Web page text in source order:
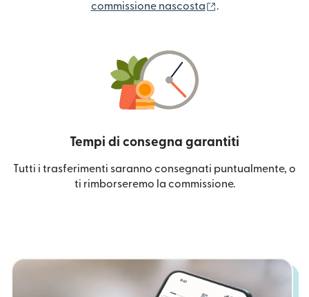
commissione nascosta
.
Tempi di consegna garantiti
Tutti i trasferimenti saranno consegnati puntualmente, o
ti rimborseremo la commissione.